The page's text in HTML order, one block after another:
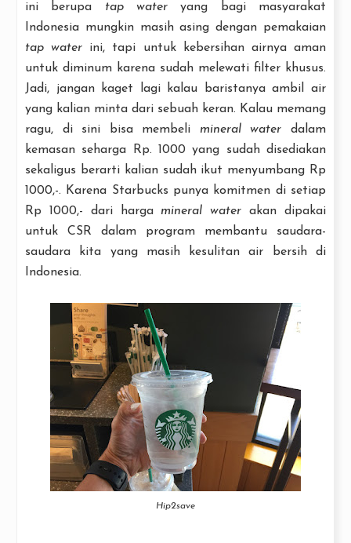
ini berupa tap water yang bagi masyarakat
Indonesia mungkin masih asing dengan pemakaian
tap water ini, tapi untuk kebersihan airnya aman
untuk diminum karena sudah melewati filter khusus.
Jadi, jangan kaget lagi kalau baristanya ambil air
yang kalian minta dari sebuah keran. Kalau memang
ragu, di sini bisa membeli mineral water dalam
kemasan seharga Rp. 1000 yang sudah disediakan
sekaligus berarti kalian sudah ikut menyumbang Rp
1000,-. Karena Starbucks punya komitmen di setiap
Rp 1000,- dari harga mineral water akan dipakai
untuk CSR dalam program membantu saudara-
saudara kita yang masih kesulitan air bersih di
Indonesia.
Hip2save